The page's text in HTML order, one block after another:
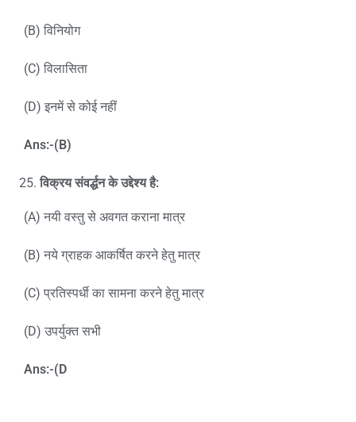
(B) विनियोग
(C) विलासिता
(D) इनमें से कोई नहीं
Ans:-(B)
विक्रय संवर्द्धन के उद्देश्य है:
(A) नयी वस्तु से अवगत कराना मात्र
(B) नये ग्राहक आकर्षित करने हेतु मात्र
(C) प्रतिस्पर्धी का सामना करने हेतु मात्र
(D) उपर्युक्त सभी
Ans:-(D